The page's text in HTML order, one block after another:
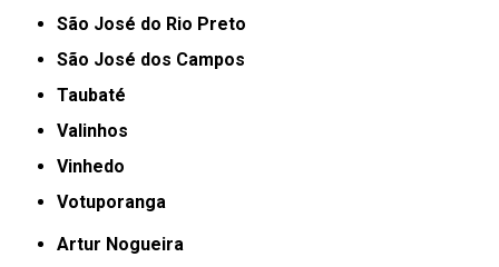
São José do Rio Preto
São José dos Campos
Taubaté
Valinhos
Vinhedo
Votuporanga
Artur Nogueira